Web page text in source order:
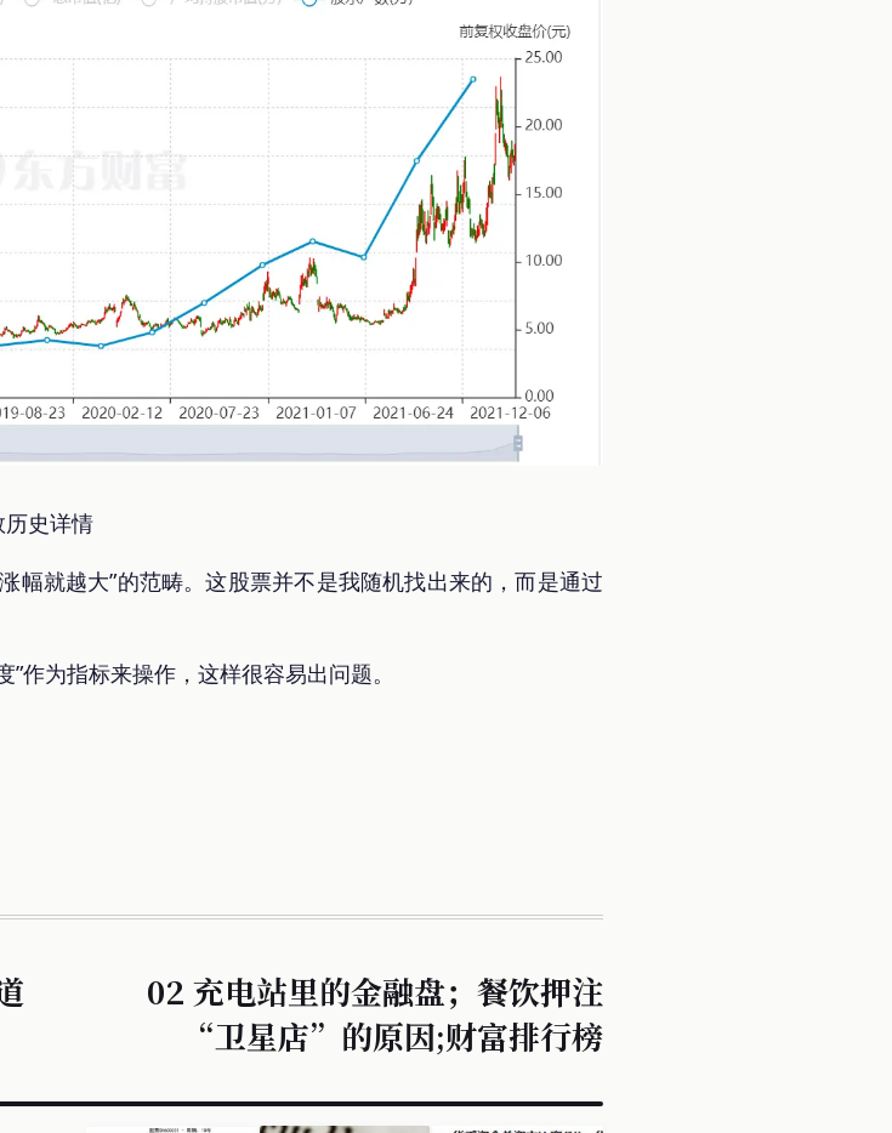
史详情
幅就越大”的范畴。这股票并不是我随机找出来的，而是通过
作为指标来操作，这样很容易出问题。
02 充电站里的金融盘；餐饮押注
“卫星店”的原因;财富排行榜